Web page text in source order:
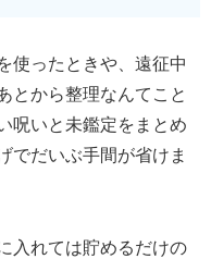
使ったときや、遠征中
とから整理なんてこと
呪いと未鑑定をまとめ
でだいぶ手間が省けま
入れては貯めるだけの